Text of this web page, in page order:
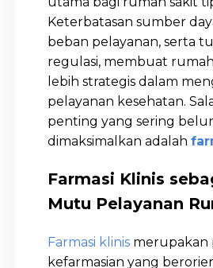
Keterbatasan sumber
beban pelayanan, serta
regulasi, membuat
lebih strategis dalam
pelayanan kesehatan.
penting yang sering
dimaksimalkan adalah
Farmasi Klinis
Mutu Pelayanan
Farmasi klinis merupakan
kefarmasian yang